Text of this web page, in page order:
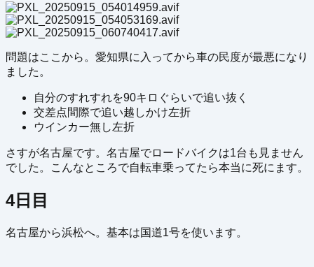
問題はここから。愛知県に入ってから車の民度が最悪になり
ました。
自分のすれすれを90キロぐらいで追い抜く
交差点間際で追い越しかけ左折
ウインカー無し左折
さすが名古屋です。名古屋でロードバイクは1台も見ません
でした。こんなところで自転車乗ってたら本当に死にます。
4日目
名古屋から浜松へ。基本は国道1号を使います。